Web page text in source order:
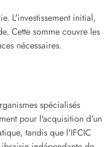
L'investissement initial,
Cette somme couvre les
nécessaires.
spécialisés
pour l'acquisition d'un
tandis que l'IFCIC